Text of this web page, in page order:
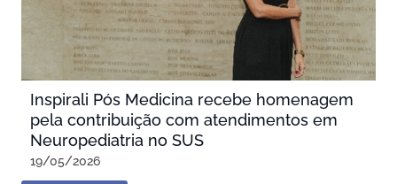
Inspirali Pós Medicina recebe homenagem
pela contribuição com atendimentos em
Neuropediatria no SUS
19/05/2026